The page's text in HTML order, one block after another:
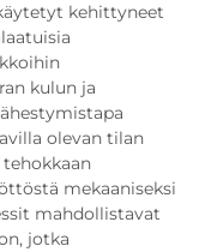
kehittyneet
kulun ja
olevan tilan
mekaaniseksi
mahdollistavat
jotka